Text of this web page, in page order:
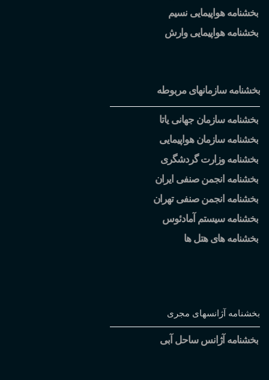
بخشنامه هواپیمایی نسیم
بخشنامه هواپیمایی وارش
بخشنامه سازمانهای مربوطه
بخشنامه سازمان جهانی یاتا
بخشنامه سازمان هواپیمایی
بخشنامه وزارت گردشگری
بخشنامه انجمن صنفی ایران
بخشنامه انجمن صنفی تهران
بخشنامه سیستم آمادئوس
بخشنامه های هتل ها
بخشنامه آژانسهای مجری
بخشنامه آژانس ساحل آبی